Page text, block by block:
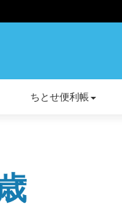
ちとせ便利帳